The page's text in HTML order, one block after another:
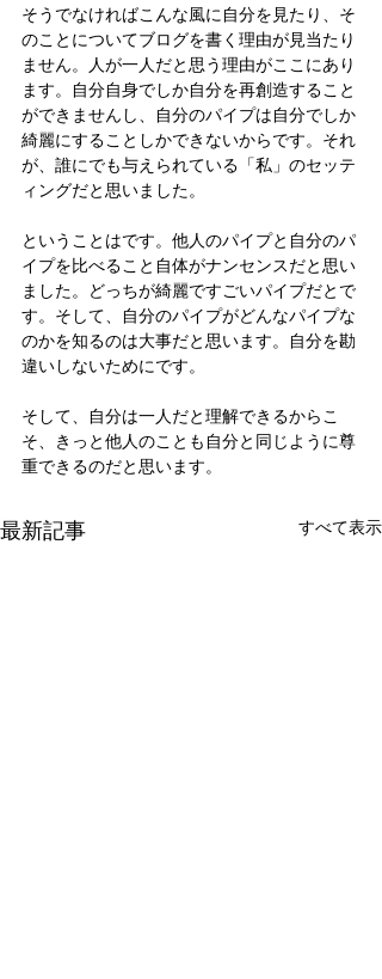
そうでなければこんな風に自分を見たり、そ
のことについてブログを書く理由が見当たり
ません。人が一人だと思う理由がここにあり
ます。自分自身でしか自分を再創造すること
ができませんし、自分のパイプは自分でしか
綺麗にすることしかできないからです。それ
が、誰にでも与えられている「私」のセッテ
ィングだと思いました。
ということはです。他人のパイプと自分のパ
イプを比べること自体がナンセンスだと思い
ました。どっちが綺麗ですごいパイプだとで
す。そして、自分のパイプがどんなパイプな
のかを知るのは大事だと思います。自分を勘
違いしないためにです。
そして、自分は一人だと理解できるからこ
そ、きっと他人のことも自分と同じように尊
重できるのだと思います。
最新記事 すべて表示